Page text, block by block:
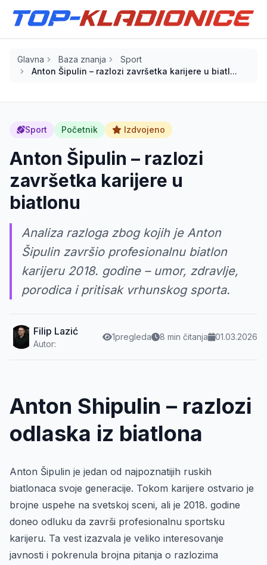
Glavna Baza znanja
Sport
Anton Šipulin – razlozi završetka karijere u biatl...
Sport Početnik Izdvojeno
Anton Šipulin – razlozi
završetka karijere u
biatlonu
Analiza razloga zbog kojih je Anton
Šipulin završio profesionalnu biatlon
karijeru 2018. godine – umor, zdravlje,
porodica i pritisak vrhunskog sporta.
Filip Lazić
Autor:
1pregleda 8 min čitanja 01.03.2026
Anton Shipulin – razlozi
odlaska iz biatlona
Anton Šipulin je jedan od najpoznatijih ruskih
biatlonaca svoje generacije. Tokom karijere ostvario je
brojne uspehe na svetskoj sceni, ali je 2018. godine
doneo odluku da završi profesionalnu sportsku
karijeru. Ta vest izazvala je veliko interesovanje
javnosti i pokrenula brojna pitanja o razlozima